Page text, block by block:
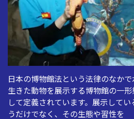
日本の博物館法という法律のなかで
生きた動物を展示する博物館の一形
して定義されています。展示して
うだけでなく、その生態や習性を